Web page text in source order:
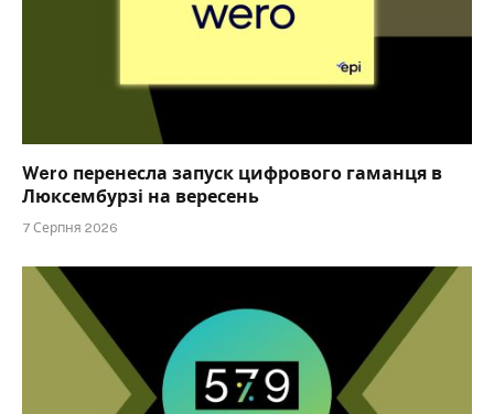
Wero перенесла запуск цифрового гаманця в
Люксембурзі на вересень
7 Серпня 2026